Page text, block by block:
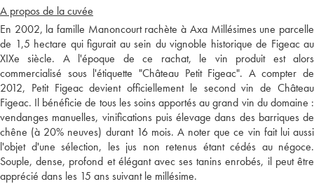
A propos de la cuvée
En 2002, la famille Manoncourt rachète à Axa Millésimes une parcelle
de 1,5 hectare qui figurait au sein du vignoble historique de Figeac au
XIXe siècle. A l'époque de ce rachat, le vin produit est alors
commercialisé sous l'étiquette "Château Petit Figeac". A compter de
2012, Petit Figeac devient officiellement le second vin de Château
Figeac. Il bénéficie de tous les soins apportés au grand vin du domaine :
vendanges manuelles, vinifications puis élevage dans des barriques de
chêne (à 20% neuves) durant 16 mois. A noter que ce vin fait lui aussi
l'objet d'une sélection, les jus non retenus étant cédés au négoce.
Souple, dense, profond et élégant avec ses tanins enrobés, il peut être
apprécié dans les 15 ans suivant le millésime.